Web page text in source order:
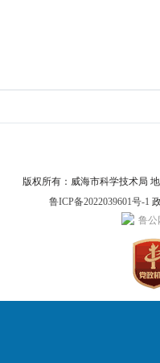
版权所有：威海市科学技术局
鲁ICP备2022039601号-1
鲁公